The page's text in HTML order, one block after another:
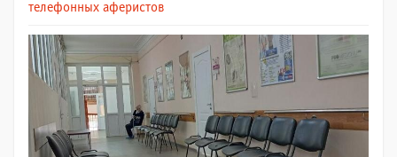
телефонных аферистов